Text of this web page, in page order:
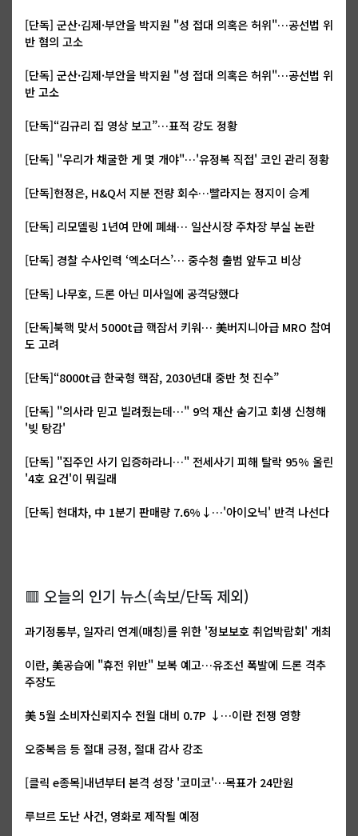
[단독] 군산·김제·부안을 박지원 "성 접대 의혹은 허위"…공선법 위
반 혐의 고소
[단독] 군산·김제·부안을 박지원 "성 접대 의혹은 허위"…공선법 위
반 고소
[단독]“김규리 집 영상 보고”…표적 강도 정황
[단독] "우리가 채굴한 게 몇 개야"…'유정복 직접' 코인 관리 정황
[단독]현정은, H&Q서 지분 전량 회수…빨라지는 정지이 승계
[단독] 리모델링 1년여 만에 폐쇄… 일산시장 주차장 부실 논란
[단독] 경찰 수사인력 ‘엑소더스’… 중수청 출범 앞두고 비상
[단독] 나무호, 드론 아닌 미사일에 공격당했다
[단독]북핵 맞서 5000t급 핵잠서 키워… 美버지니아급 MRO 참여
도 고려
[단독]“8000t급 한국형 핵잠, 2030년대 중반 첫 진수”
[단독] "의사라 믿고 빌려줬는데…" 9억 재산 숨기고 회생 신청해
'빚 탕감'
[단독] "집주인 사기 입증하라니…" 전세사기 피해 탈락 95% 울린
'4호 요건'이 뭐길래
[단독] 현대차, 中 1분기 판매량 7.6%↓…'아이오닉' 반격 나선다
🟥 오늘의 인기 뉴스(속보/단독 제외)
과기정통부, 일자리 연계(매칭)를 위한 '정보보호 취업박람회' 개최
이란, 美공습에 "휴전 위반" 보복 예고…유조선 폭발에 드론 격추
주장도
美 5월 소비자신뢰지수 전월 대비 0.7P ↓…이란 전쟁 영향
오중복음 등 절대 긍정, 절대 감사 강조
[클릭 e종목]내년부터 본격 성장 '코미코'…목표가 24만원
루브르 도난 사건, 영화로 제작될 예정